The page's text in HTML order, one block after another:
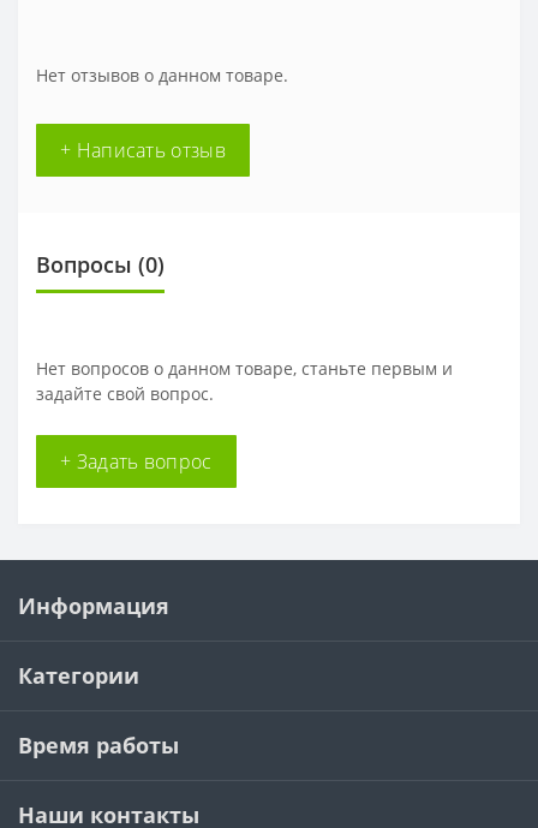
Нет отзывов о данном товаре.
+ Написать отзыв
Вопросы (0)
Нет вопросов о данном товаре, станьте первым и
задайте свой вопрос.
+ Задать вопрос
Информация
Категории
Время работы
Наши контакты